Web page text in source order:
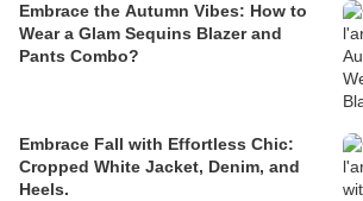
Embrace the Autumn Vibes: How to
Wear a Glam Sequins Blazer and
Pants Combo?
Embrace Fall with Effortless Chic:
Cropped White Jacket, Denim, and
Heels.